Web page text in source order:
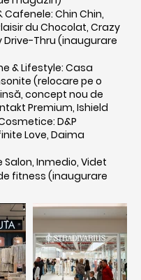
Chin Chin,
du Chocolat, Crazy
Drive-Thru (inaugurare
& Lifestyle: Casa
(relocare pe o
concept nou de
Premium, Ishield
D&P
Love, Daima
Salon, Inmedio, Videt
fitness (inaugurare